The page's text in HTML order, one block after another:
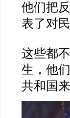
他们把
表了对
这些都
生，他
共和国